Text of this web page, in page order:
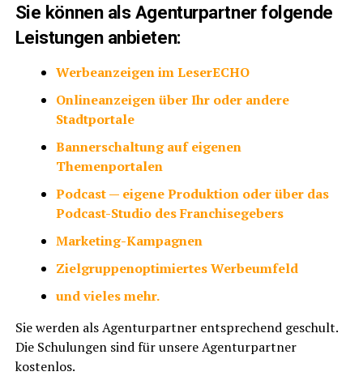
Sie kön­nen als Agen­tur­part­ner fol­gen­de
Leis­tun­gen anbieten:
Wer­be­an­zei­gen im LeserECHO
Online­an­zei­gen über Ihr oder ande­re
Stadtportale
Ban­ner­schal­tung auf eige­nen
Themenportalen
Pod­cast — eige­ne Pro­duk­ti­on oder über das
Pod­cast-Stu­dio des Franchisegebers
Mar­ke­ting-Kam­pa­gnen
Ziel­grup­pen­op­ti­mier­tes Werbeumfeld
und vie­les mehr.
Sie wer­den als Agen­tur­part­ner ent­spre­chend geschult.
Die Schu­lun­gen sind für unse­re Agen­tur­part­ner
kostenlos.